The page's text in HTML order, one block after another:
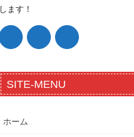
します！
SITE-MENU
ホーム